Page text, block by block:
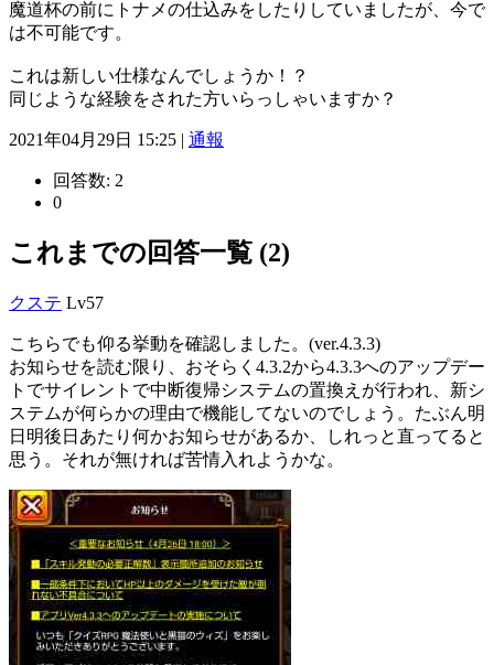
魔道杯の前にトナメの仕込みをしたりしていましたが、今で
は不可能です。
これは新しい仕様なんでしょうか！？
同じような経験をされた方いらっしゃいますか？
2021年04月29日 15:25 | 通報
回答数: 2
0
これまでの回答一覧 (2)
クステ Lv57
こちらでも仰る挙動を確認しました。(ver.4.3.3)
お知らせを読む限り、おそらく4.3.2から4.3.3へのアップデー
トでサイレントで中断復帰システムの置換えが行われ、新シ
ステムが何らかの理由で機能してないのでしょう。たぶん明
日明後日あたり何かお知らせがあるか、しれっと直ってると
思う。それが無ければ苦情入れようかな。